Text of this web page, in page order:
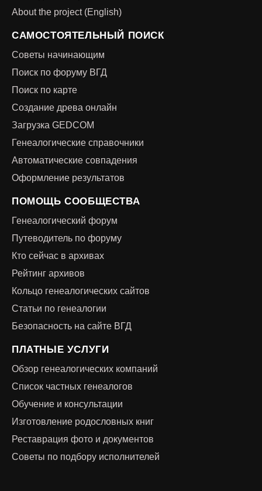
About the project (English)
САМОСТОЯТЕЛЬНЫЙ ПОИСК
Советы начинающим
Поиск по форуму ВГД
Поиск по карте
Создание древа онлайн
Загрузка GEDCOM
Генеалогические справочники
Автоматические совпадения
Оформление результатов
ПОМОЩЬ СООБЩЕСТВА
Генеалогический форум
Путеводитель по форуму
Кто сейчас в архивах
Рейтинг архивов
Кольцо генеалогических сайтов
Статьи по генеалогии
Безопасность на сайте ВГД
ПЛАТНЫЕ УСЛУГИ
Обзор генеалогических компаний
Список частных генеалогов
Обучение и консультации
Изготовление родословных книг
Реставрация фото и документов
Советы по подбору исполнителей